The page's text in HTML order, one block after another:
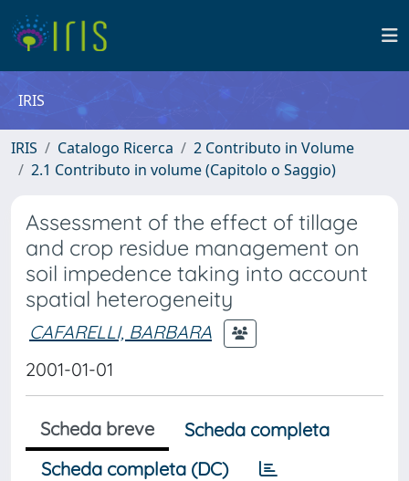
IRIS
IRIS Catalogo Ricerca
2 Contributo in Volume
2.1 Contributo in volume (Capitolo o Saggio)
Assessment of the effect of tillage
and crop residue management on
soil impedence taking into account
spatial heterogeneity
CAFARELLI, BARBARA
2001-01-01
Scheda breve
Scheda completa
Scheda completa (DC)